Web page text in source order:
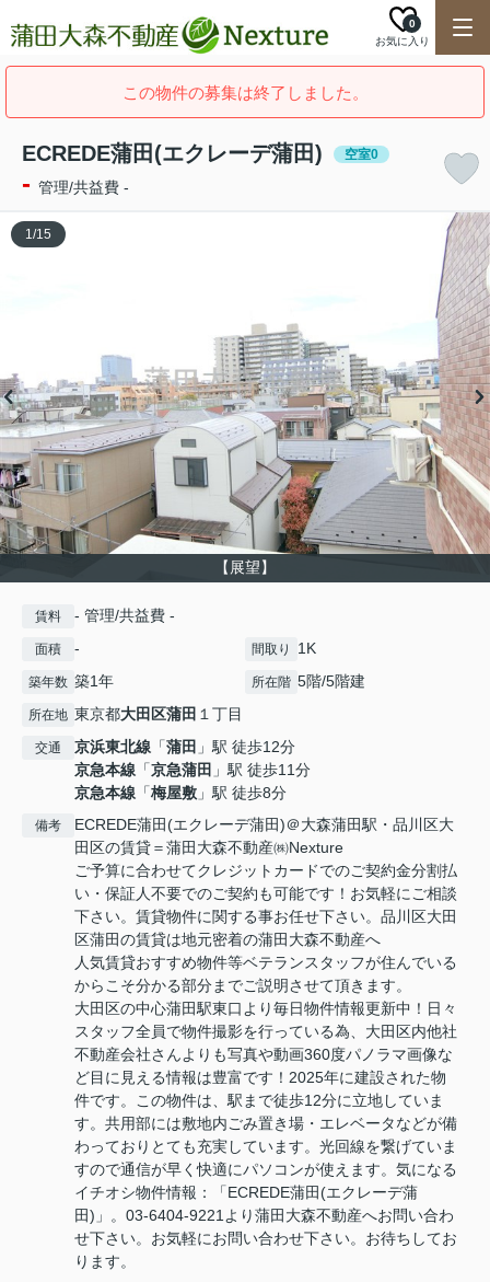
お気に入り
0
この物件の募集は終了しました。
ECREDE蒲田(エクレーデ蒲田) 空室0
- 管理/共益費 -
【展望】
1/15
賃料 - 管理/共益費 -
面積 - 間取り 1K
築年数 築1年 所在階 5階/5階建
所在地 東京都大田区蒲田 １丁目
交通 京浜東北線 「蒲田 」駅 徒歩12分
京急本線 「京急蒲田 」駅 徒歩11分
京急本線 「梅屋敷 」駅 徒歩8分
備考
ECREDE蒲田(エクレーデ蒲田)＠大森蒲田駅・品川区大
田区の賃貸＝蒲田大森不動産㈱Nexture
ご予算に合わせてクレジットカードでのご契約金分割払
い・保証人不要でのご契約も可能です！お気軽にご相談
下さい。賃貸物件に関する事お任せ下さい。品川区大田
区蒲田の賃貸は地元密着の蒲田大森不動産へ
人気賃貸おすすめ物件等ベテランスタッフが住んでいる
からこそ分かる部分までご説明させて頂きます。
大田区の中心蒲田駅東口より毎日物件情報更新中！日々
スタッフ全員で物件撮影を行っている為、大田区内他社
不動産会社さんよりも写真や動画360度パノラマ画像な
ど目に見える情報は豊富です！2025年に建設された物
件です。この物件は、駅まで徒歩12分に立地していま
す。共用部には敷地内ごみ置き場・エレベータなどが備
わっておりとても充実しています。光回線を繋げていま
すので通信が早く快適にパソコンが使えます。気になる
イチオシ物件情報：「ECREDE蒲田(エクレーデ蒲
田)」。03-6404-9221より蒲田大森不動産へお問い合わ
せ下さい。お気軽にお問い合わせ下さい。お待ちしてお
ります。